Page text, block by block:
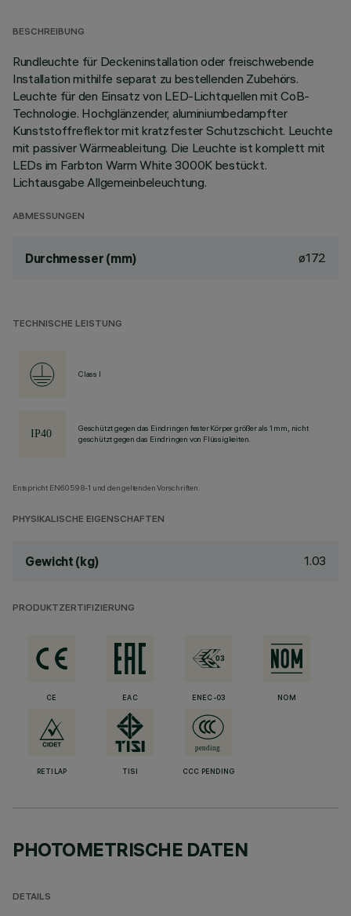
BESCHREIBUNG
Rundleuchte für Deckeninstallation oder freischwebende
Installation mithilfe separat zu bestellenden Zubehörs.
Leuchte für den Einsatz von LED-Lichtquellen mit CoB-
Technologie. Hochglänzender, aluminiumbedampfter
Kunststoffreflektor mit kratzfester Schutzschicht. Leuchte
mit passiver Wärmeableitung. Die Leuchte ist komplett mit
LEDs im Farbton Warm White 3000K bestückt.
Lichtausgabe Allgemeinbeleuchtung.
ABMESSUNGEN
Durchmesser (mm) ø172
TECHNISCHE LEISTUNG
Class I
Geschützt gegen das Eindringen fester Körper größer als 1 mm, nicht
geschützt gegen das Eindringen von Flüssigkeiten.
Entspricht EN60598-1 und den geltenden Vorschriften.
PHYSIKALISCHE EIGENSCHAFTEN
Gewicht (kg) 1.03
PRODUKTZERTIFIZIERUNG
CE EAC ENEC-03 NOM
RETILAP TISI CCC PENDING
PHOTOMETRISCHE DATEN
DETAILS